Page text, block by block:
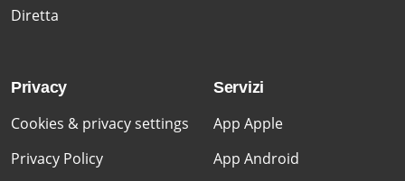
Diretta
Privacy
Cookies & privacy settings
Privacy Policy
Servizi
App Apple
App Android